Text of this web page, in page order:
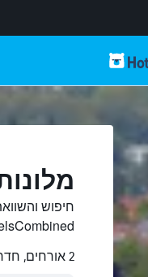
חיפוש
2 אורחים, חדר 1